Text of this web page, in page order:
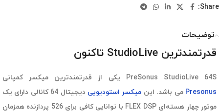
Share:
توضیحات
قدرتمندترین StudioLive تاکنون
PreSonus StudioLive 64S یکی از قدرتمندترین میکسر کمپانی
Presonus می باشد. این میکسر استودیویی
دیجیتال 64 کانالی دارای یک
موتور چهار هسته‌ای FLEX DSP با توانایی کافی برای 526 پردازنده همزمان